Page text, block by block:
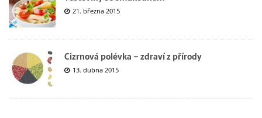
21. března 2015
Cizrnová polévka – zdraví z přírody
13. dubna 2015